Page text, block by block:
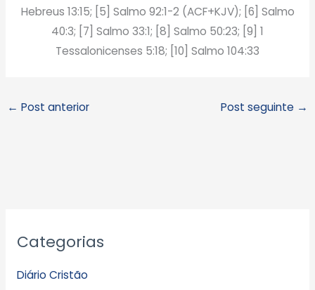
Hebreus 13:15; [5] Salmo 92:1-2 (ACF+KJV); [6] Salmo
40:3; [7] Salmo 33:1; [8] Salmo 50:23; [9] 1
Tessalonicenses 5:18; [10] Salmo 104:33
← Post anterior Post seguinte →
Categorias
Diário Cristão
r